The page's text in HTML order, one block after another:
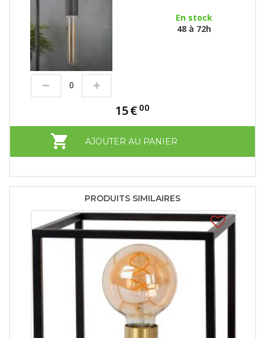
En stock
48 à 72h
15€ 00
AJOUTER AU PANIER
PRODUITS SIMILAIRES